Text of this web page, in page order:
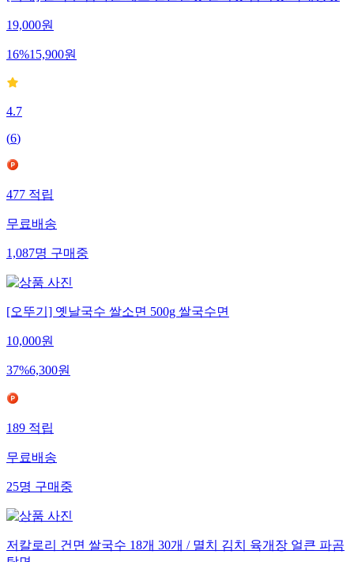
19,000원
16%15,900원
4.7
(6)
477 적립
무료배송
1,087명 구매중
[오뚜기] 옛날국수 쌀소면 500g 쌀국수면
10,000원
37%6,300원
189 적립
무료배송
25명 구매중
저칼로리 건면 쌀국수 18개 30개 / 멸치 김치 육개장 얼큰 파곰